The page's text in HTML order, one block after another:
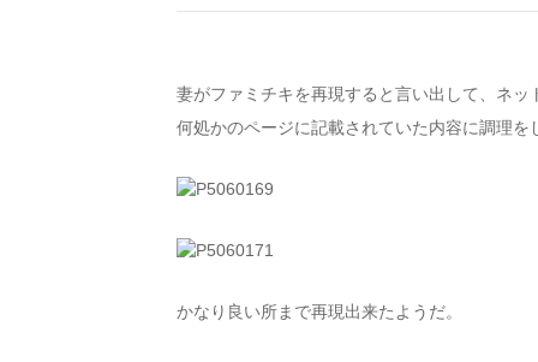
妻がファミチキを再現すると言い出して、ネッ
何処かのページに記載されていた内容に調理を
かなり良い所まで再現出来たようだ。